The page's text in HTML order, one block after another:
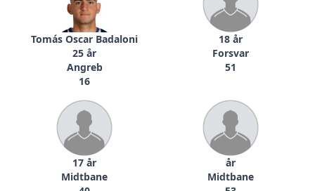
Tomás Oscar Badaloni
25 år
Angreb
16
18 år
Forsvar
51
17 år
Midtbane
år
Midtbane